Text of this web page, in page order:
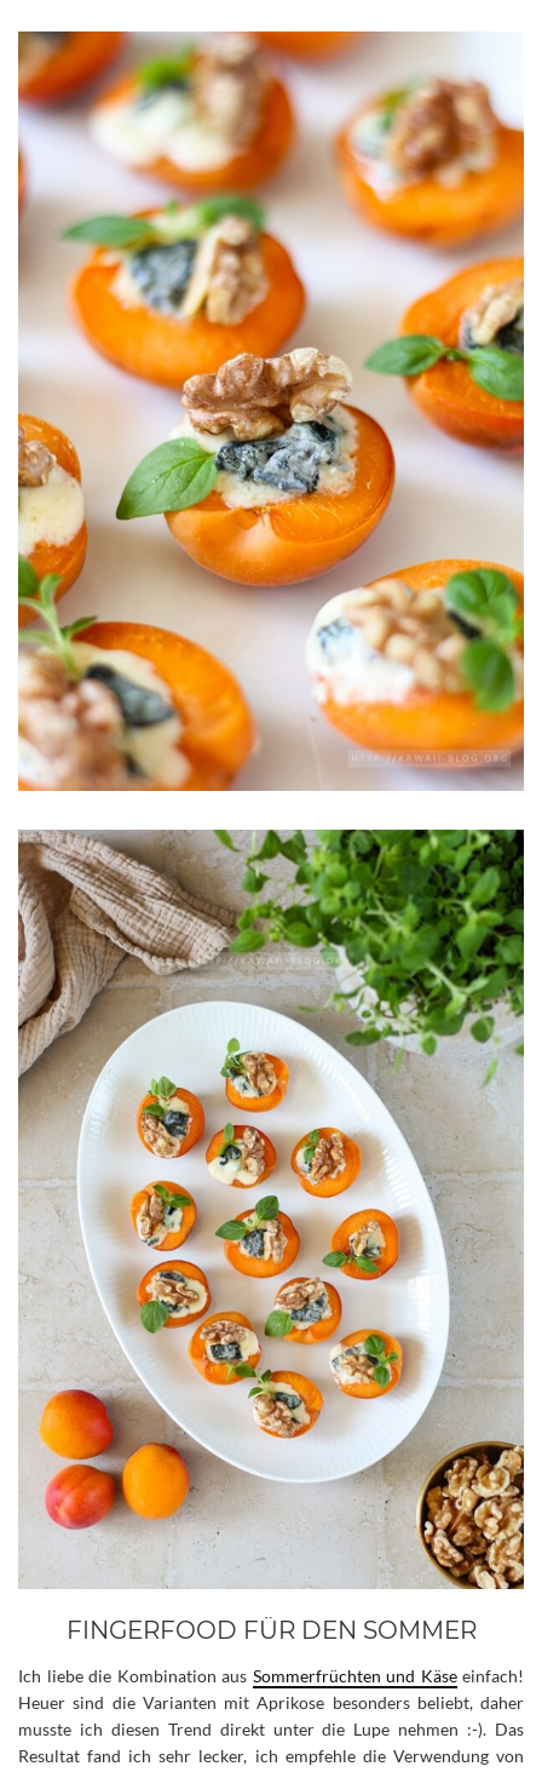
FINGERFOOD FÜR DEN SOMMER
Ich liebe die Kombination aus Sommerfrüchten und Käseeinfach!
Heuer sind die Varianten mit Aprikose besonders beliebt, daher
musste ich diesen Trend direkt unter die Lupe nehmen :-). Das
Resultat fand ich sehr lecker, ich empfehle die Verwendung von